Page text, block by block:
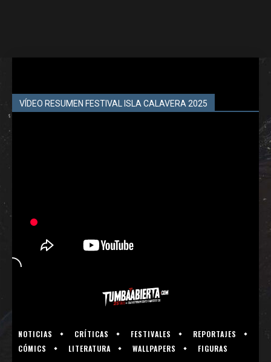
VÍDEO RESUMEN FESTIVAL ISLA CALAVERA 2025
NOTICIAS CRÍTICAS FESTIVALES
REPORTAJES
CÓMICS
LITERATURA WALLPAPERS FIGURAS